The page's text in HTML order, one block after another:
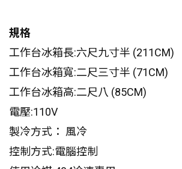
規格
工作台冰箱長:六尺九寸半 (211CM)
工作台冰箱寬:二尺三寸半 (71CM)
工作台冰箱高:二尺八 (85CM)
電壓:110V
製冷方式： 風冷
控制方式:電腦控制